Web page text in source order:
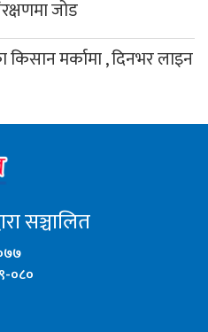
जोड
मर्कामा , दिनभर लाइन
सञ्चालित
०८०